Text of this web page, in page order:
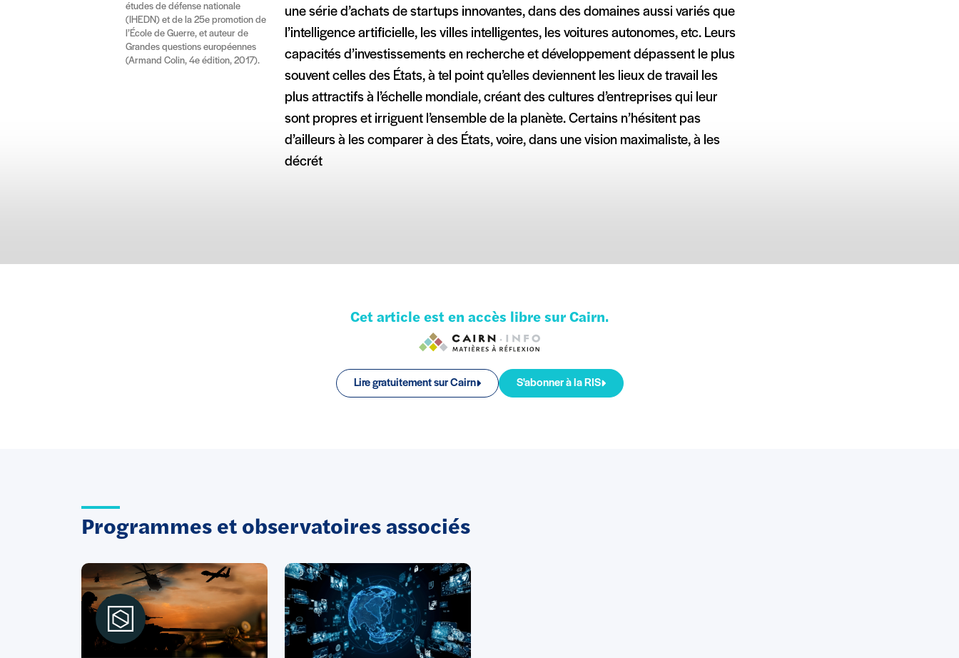
études de défense nationale
(IHEDN) et de la 25e promotion de
l’École de Guerre, et auteur de
Grandes questions européennes
(Armand Colin, 4e édition, 2017).
une série d’achats de startups innovantes, dans des domaines aussi variés que
l’intelligence artificielle, les villes intelligentes, les voitures autonomes, etc. Leurs
capacités d’investissements en recherche et développement dépassent le plus
souvent celles des États, à tel point qu’elles deviennent les lieux de travail les
plus attractifs à l’échelle mondiale, créant des cultures d’entreprises qui leur
sont propres et irriguent l’ensemble de la planète. Certains n’hésitent pas
d’ailleurs à les comparer à des États, voire, dans une vision maximaliste, à les
décrét
Cet article est en accès libre sur Cairn.
Lire gratuitement sur Cairn S'abonner à la RIS
Programmes et observatoires associés